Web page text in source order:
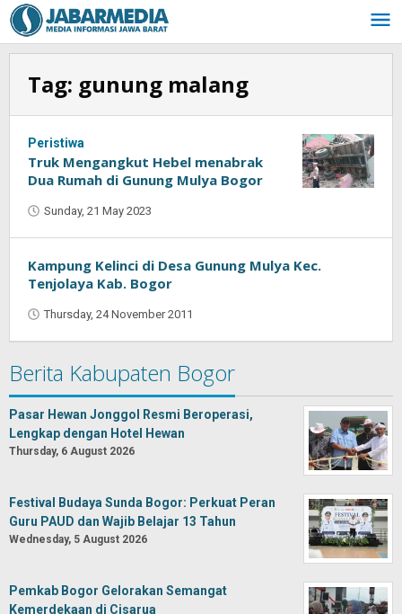
Skip
to
content
Tag: gunung malang
Peristiwa
Truk Mengangkut Hebel menabrak
Dua Rumah di Gunung Mulya Bogor
Sunday, 21 May 2023
Kampung Kelinci di Desa Gunung Mulya Kec.
Tenjolaya Kab. Bogor
Thursday, 24 November 2011
Berita Kabupaten Bogor
Pasar Hewan Jonggol Resmi Beroperasi,
Lengkap dengan Hotel Hewan
Thursday, 6 August 2026
Festival Budaya Sunda Bogor: Perkuat Peran
Guru PAUD dan Wajib Belajar 13 Tahun
Wednesday, 5 August 2026
Pemkab Bogor Gelorakan Semangat
Kemerdekaan di Cisarua